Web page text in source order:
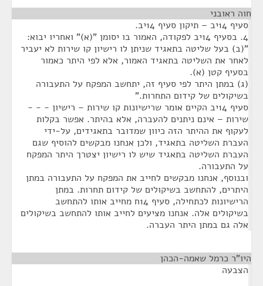
חוה ראובני
סעיף 14יב – תיקון סעיף 14יב.
4. בסעיף 14יב לפקודה, האמור בו יסומן "(א)" ואחריו יבוא:
"(ב) בעל שליטה בתאגיד שניתן לו רישיון קו שירות לא יעביר
לאחר את השליטה בתאגיד האמור, אלא לפי היתר כאמור
בסעיף קטן (א).
(ג) במתן היתר לפי סעיף זה, יתחשב המפקח על התעבורה
בשיקולים של קידום התחרות."
סעיף 14יב הקיים אומר שרישיונות קו שירות – רישיון - - -
שירות – אינם ניתנים להעברה, אלא בהיתר. אפשר בקלות
לעקוף את ההיתר הזה כיוון שמדובר בתאגידים, על-ידי
העברת השליטה בתאגיד, ולכן אנחנו מבקשים להוסיף שגם
העברת השליטה בתאגיד שיש לו רישיון יצטרך היתר המפקח
על התעבורה.
ובנוסף, אנחנו מבקשים לחייב את המפקח על התעבורה במתן
היתרים, להתחשב בשיקולים של קידום תחרות. במתן
הרישיונות לכתחילה, סעיף 14ח מחייב אותו להתחשב
בשיקולים אלה. אנחנו מציעים לחייב אותו להתחשב בשיקולים
אלה גם במתן היתר העברה.
היו"ר כרמל שאמה-הכהן
הצבעה